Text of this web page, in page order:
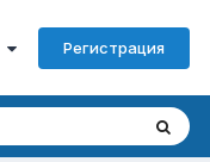
Регистрация